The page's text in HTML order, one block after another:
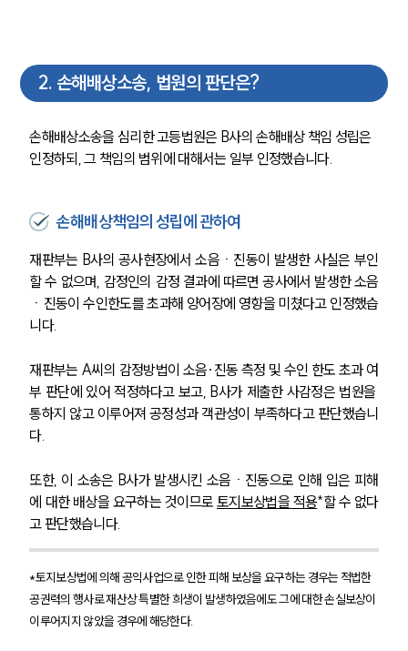
2. 손해배상소송, 법원의 판단은?
손해배상소송을 심리한 고등법원은 B사의 손해배상 책임 성립은
인정하되, 그 책임의 범위에 대해서는 일부 인정했습니다.
손해배상책임의 성립에 관하여
재판부는 B사의 공사현장에서 소음ㆍ진동이 발생한 사실은 부인
할 수 없으며, 감정인의 감정 결과에 따르면 공사에서 발생한 소음
ㆍ진동이 수인한도를 초과해 양어장에 영향을 미쳤다고 인정했습
니다.
재판부는 A씨의 감정방법이 소음·진동 측정 및 수인 한도 초과 여
부 판단에 있어 적정하다고 보고, B사가 제출한 사감정은 법원을
통하지 않고 이루어져 공정성과 객관성이 부족하다고 판단했습니
다.
또한, 이 소송은 B사가 발생시킨 소음ㆍ진동으로 인해 입은 피해
에 대한 배상을 요구하는 것이므로 토지보상법을 적용*할 수 없다
고 판단했습니다.
*토지보상법에 의해 공익사업으로 인한 피해 보상을 요구하는 경우는 적법한
공권력의 행사로 재산상 특별한 희생이 발생하였음에도 그에 대한 손실보상이
이루어지지 않았을 경우에 해당한다.